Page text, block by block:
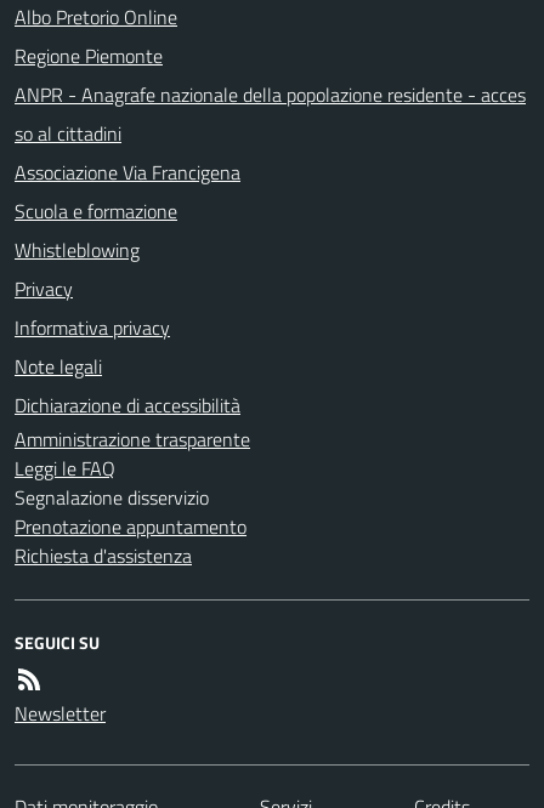
Albo Pretorio Online
Regione Piemonte
ANPR - Anagrafe nazionale della popolazione residente - acces
so al cittadini
Associazione Via Francigena
Scuola e formazione
Whistleblowing
Privacy
Informativa privacy
Note legali
Dichiarazione di accessibilità
Amministrazione trasparente
Leggi le FAQ
Segnalazione disservizio
Prenotazione appuntamento
Richiesta d'assistenza
SEGUICI SU
Newsletter